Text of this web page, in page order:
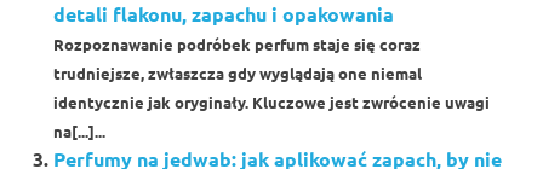
detali flakonu, zapachu i opakowania
Rozpoznawanie podróbek perfum staje się coraz
trudniejsze, zwłaszcza gdy wyglądają one niemal
identycznie jak oryginały. Kluczowe jest zwrócenie uwagi
na[...]...
Perfumy na jedwab: jak aplikować zapach, by nie